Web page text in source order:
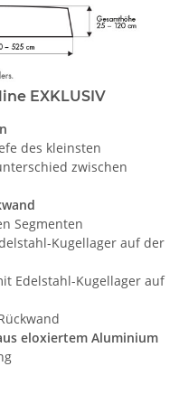
EXKLUSIV
des kleinsten
zwischen
Segmenten
Kugellager auf der
Edelstahl-Kugellager auf
eloxiertem Aluminium